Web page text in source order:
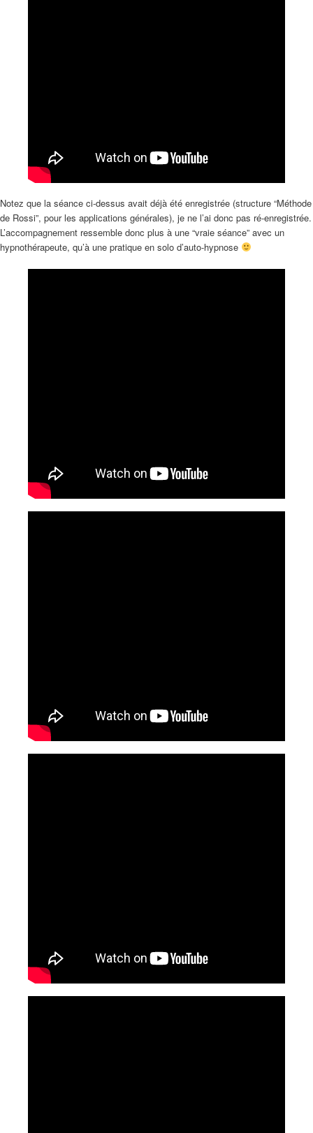
Notez que la séance ci-dessus avait déjà été enregistrée (structure “Méthode
de Rossi”, pour les applications générales), je ne l’ai donc pas ré-enregistrée.
L’accompagnement ressemble donc plus à une “vraie séance” avec un
hypnothérapeute, qu’à une pratique en solo d’auto-hypnose